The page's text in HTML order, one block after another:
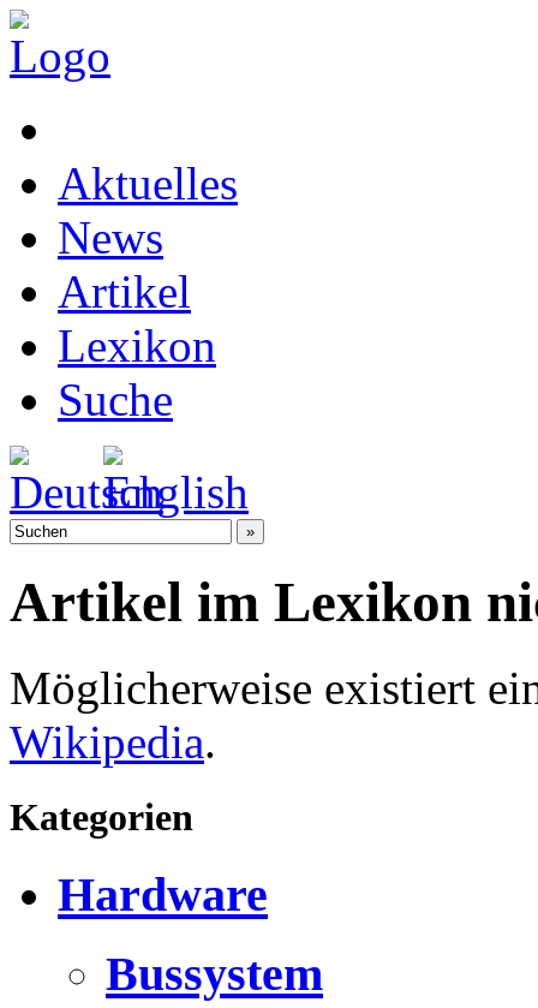
Aktuelles
News
Artikel
Lexikon
Suche
Artikel im Lexikon
Möglicherweise existiert
Wikipedia.
Kategorien
Hardware
Bussystem